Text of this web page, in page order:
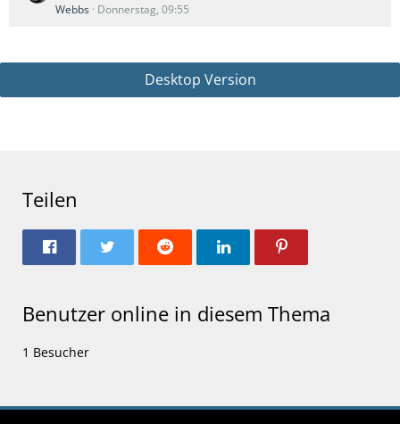
Webbs Donnerstag, 09:55
Desktop Version
Teilen
Benutzer online in diesem Thema
1 Besucher